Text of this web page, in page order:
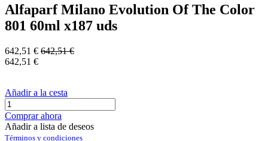
Alfaparf Milano Evolution Of The Color
801 60ml x187 uds
642,51 € 642,51€
642,51 €
Añadir a la cesta
Comprar ahora
Añadir a lista de deseos
Términos y condiciones